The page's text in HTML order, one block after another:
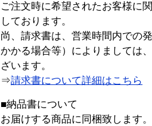
ご注文時に希望されたお客様に
しております。
尚、請求書は、営業時間内での
かかる場合等）によりましては
ざいます。
⇒請求書について詳細はこちら
■納品書について
お届けする商品に同梱致します。